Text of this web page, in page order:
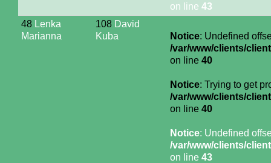
on line 43
48 Lenka
Marianna
108 David
Kuba
Notice: Undefined
/var/www/clients/
on line 40
Notice: Trying to get
/var/www/clients/
on line 40
Notice: Undefined
/var/www/clients/
on line 43